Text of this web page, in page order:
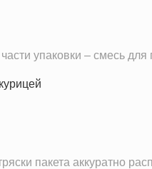
упаковки – смесь
пакета аккуратно